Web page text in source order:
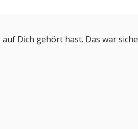
Dich gehört hast. Das war